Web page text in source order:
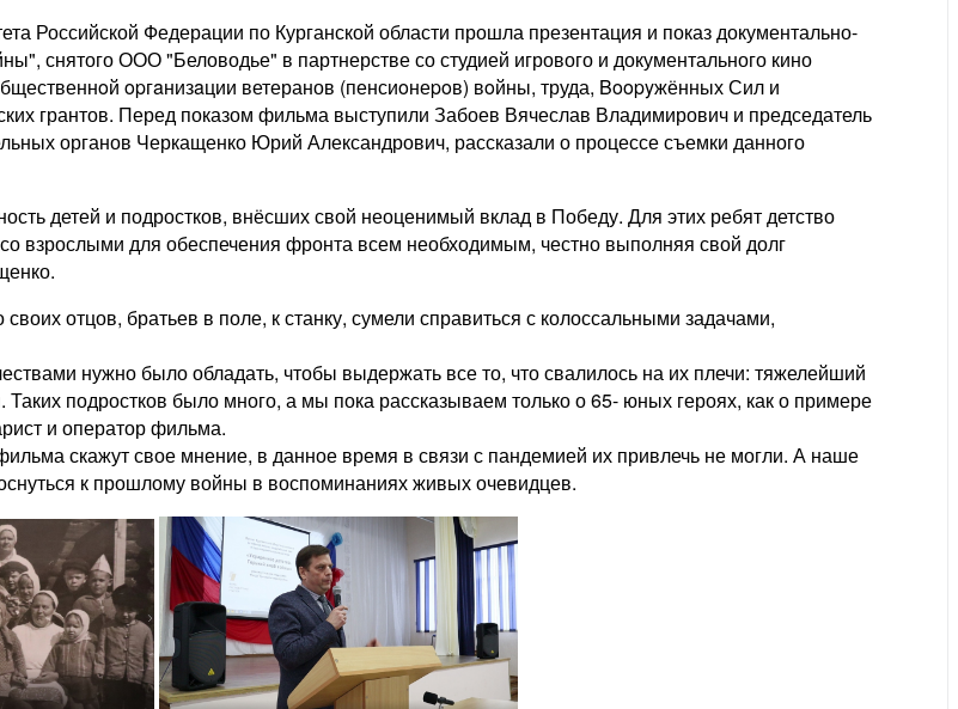
Российской Федерации по Курганской области прошла презентация и показ документально-
снятого ООО "Беловодье" в партнерстве со студией игрового и документального кино
opгaнизaции ветеранов (пенсиoнеpoв) вoйны, труда, Boopyжённых Сил и
грантов. Перед показом фильма выступили Забоев Вячеслав Владимирович и председатель
органов Черкащенко Юрий Александрович, рассказали о процессе съемки данного
детей и подростков, внёсших свой неоценимый вклад в Победу. Для этих ребят детство
взрослыми для обеспечения фронта всем необходимым, честно выполняя свой долг
отцов, братьев в поле, к станку, сумели справиться с колоссальными задачами,
нужно было обладать, чтобы выдержать все то, что свалилось на их плечи: тяжелейший
подростков было много, а мы пока рассказываем только о 65- юных героях, как о примере
и оператор фильма.
скажут свое мнение, в данное время в связи с пандемией их привлечь не могли. А наше
к прошлому войны в воспоминаниях живых очевидцев.